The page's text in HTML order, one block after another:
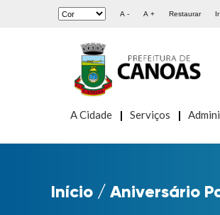
A - A + Restaurar
A Cidade Serviços
Início / Aniversário